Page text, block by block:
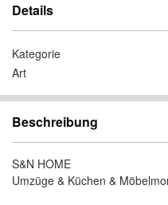
Details
Kategorie
Art
Beschreibung
S&N HOME
Umzüge & Küchen &